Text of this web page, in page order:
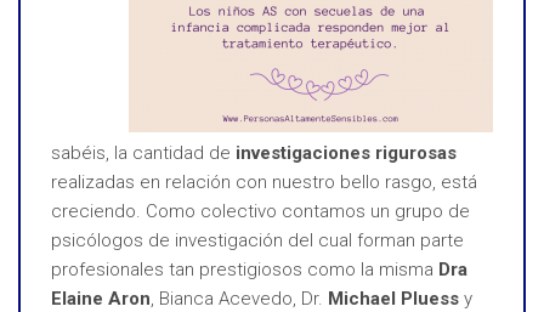
sabéis, la cantidad de investigaciones rigurosas
realizadas en relación con nuestro bello rasgo, está
creciendo. Como colectivo contamos un grupo de
psicólogos de investigación del cual forman parte
profesionales tan prestigiosos como la misma Dra
Elaine Aron, Bianca Acevedo, Dr. Michael Pluess y